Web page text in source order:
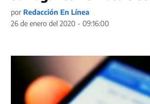
por Redacción En Línea
26 de enero del 2020 - 09:16:00